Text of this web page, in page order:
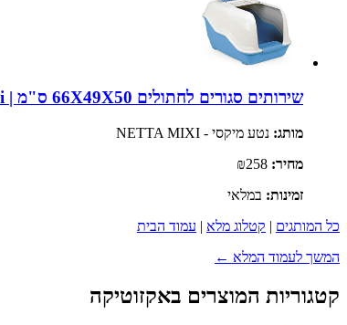
שירותים סגורים לחתולים 66X49X50 ס"מ | Netta Maxi
מותג: נטע מיקסי - NETTA MIXI
מחיר:
זמינות: במלאי
כל המותגים | קטלוג מלא | עמוד הבית
המשך לעמוד המלא ←
קטגוריות המוצרים באקזוטיקה